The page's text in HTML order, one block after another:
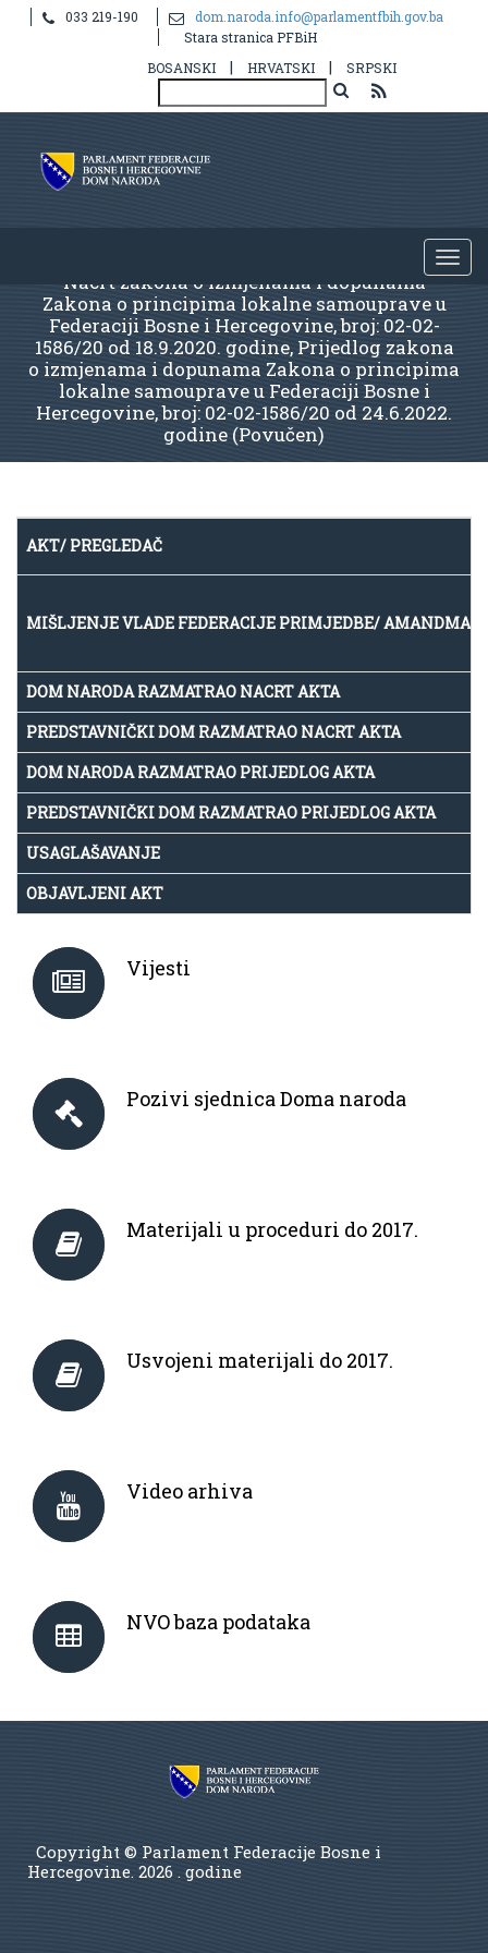
033 219-190
dom.naroda.info@parlamentfbih.gov.ba
Stara stranica PFBiH
BOSANSKI
| HRVATSKI | SRPSKI
Nacrt zakona o izmjenama i dopunama
Zakona o principima lokalne samouprave u
Federaciji Bosne i Hercegovine, broj: 02-02-
1586/20 od 18.9.2020. godine, Prijedlog zakona
o izmjenama i dopunama Zakona o principima
lokalne samouprave u Federaciji Bosne i
Hercegovine, broj: 02-02-1586/20 od 24.6.2022.
godine (Povučen)
AKT/ PREGLEDAČ
MIŠLJENJE VLADE FEDERACIJE PRIMJEDBE/
DOM NARODA RAZMATRAO NACRT AKTA
PREDSTAVNIČKI DOM RAZMATRAO NACRT AKTA
DOM NARODA RAZMATRAO PRIJEDLOG AKTA
PREDSTAVNIČKI DOM RAZMATRAO PRIJEDLOG AKTA
USAGLAŠAVANJE
OBJAVLJENI AKT
Vijesti
Pozivi sjednica Doma naroda
Materijali u proceduri do 2017.
Usvojeni materijali do 2017.
Video arhiva
NVO baza podataka
Copyright © Parlament Federacije Bosne i
Hercegovine. 2026 . godine